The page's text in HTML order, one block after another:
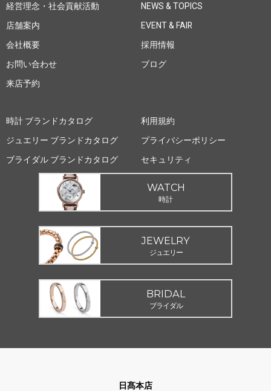
経営理念・社会貢献活動
店舗案内
会社概要
お問い合わせ
来店予約
NEWS & TOPICS
EVENT & FAIR
採用情報
ブログ
時計 ブランドカタログ
ジュエリー ブランドカタログ
ブライダル ブランドカタログ
利用規約
プライバシーポリシー
セキュリティ
WATCH
時計
JEWELRY
ジュエリー
BRIDAL
ブライダル
日髙本店